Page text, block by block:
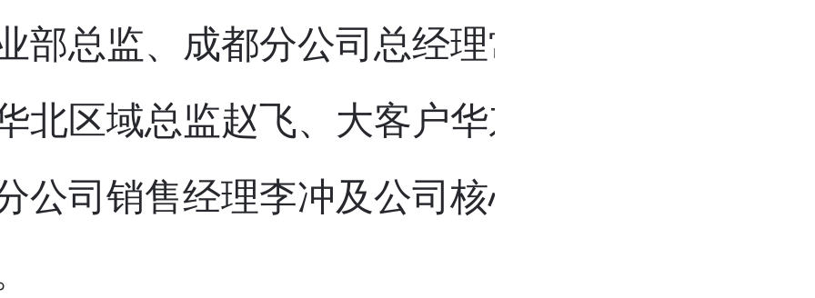
部总监、成都分公司总经理常玉春带队出席、
北区域总监赵飞、大客户华东区域副总监邵率
公司销售经理李冲及公司核心业务团队一同到